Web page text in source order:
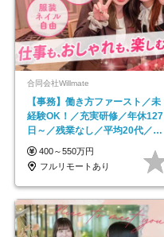
合同会社Willmate
【事務】働き方ファースト／未
経験OK！／充実研修／年休127
日～／残業なし／平均20代／リ
モートOK
400～550万円
フルリモートあり